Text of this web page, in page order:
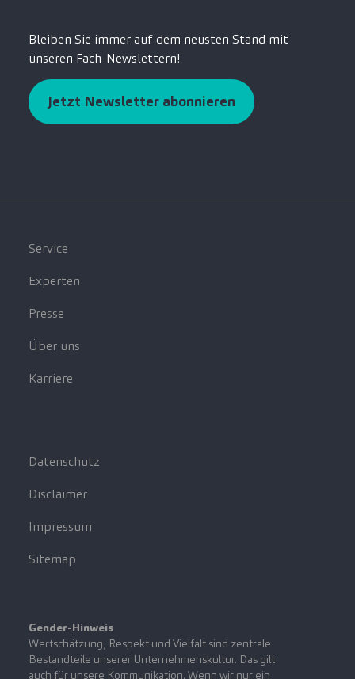
Bleiben Sie immer auf dem neusten Stand mit
unseren Fach-Newslettern!
Jetzt Newsletter abonnieren
Service
Experten
Presse
Über uns
Karriere
Datenschutz
Disclaimer
Impressum
Sitemap
Gender-Hinweis
Wertschätzung, Respekt und Vielfalt sind zentrale
Bestandteile unserer Unternehmenskultur. Das gilt
auch für unsere Kommunikation. Wenn wir nur ein